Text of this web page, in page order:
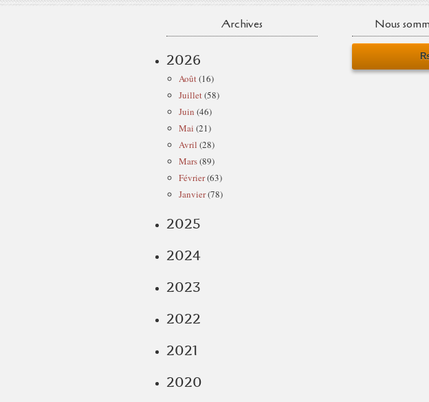
Archives
2026
Août(16)
Juillet(58)
Juin (46)
Mai (21)
Avril (28)
Mars(89)
Février(63)
Janvier(78)
2025
2024
2023
2022
2021
2020
Nous